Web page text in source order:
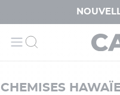
CHEMISES